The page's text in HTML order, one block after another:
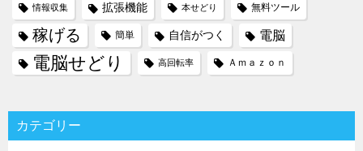
情報収集 拡張機能 本せどり 無料ツール
稼げる 簡単 自信がつく 電脳
電脳せどり 高回転率 Ａｍａｚｏｎ
カテゴリー